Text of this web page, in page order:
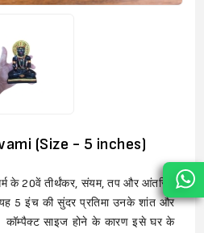
(Size - 5 inches)
के 20वें तीर्थंकर, संयम, तप और आंतरिक
5 इंच की सुंदर प्रतिमा उनके शांत और
कॉम्पैक्ट साइज होने के कारण इसे घर के